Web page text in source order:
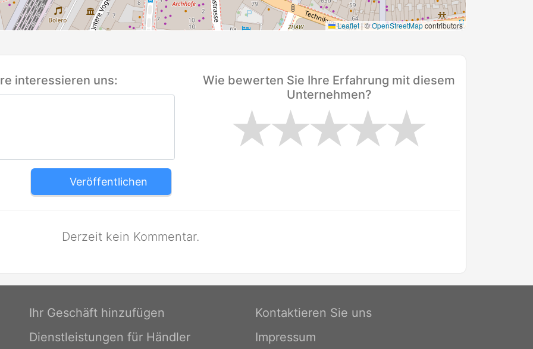
Leaflet|©OpenStreetMapcontributors
Wie bewerten Sie Ihre Erfahrung mit diesem
Unternehmen?
interessieren uns:
Veröffentlichen
Derzeit kein Kommentar.
Ihr Geschäft hinzufügen
Dienstleistungen für Händler
Kontaktieren Sie uns
Impressum